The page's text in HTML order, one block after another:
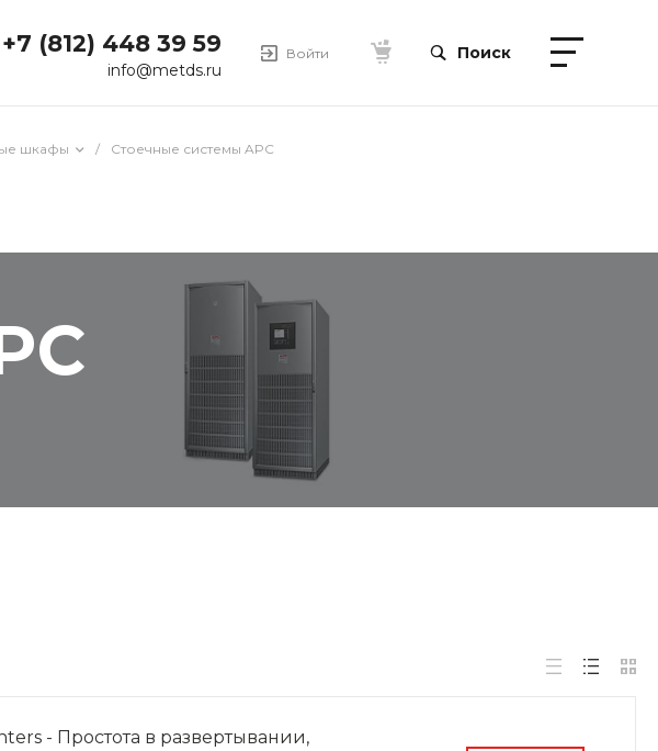
+7 (812) 448 39 59
info@metds.ru
Войти Поиск
шкафы / Стоечные системы APC
- Простота в развертывании,